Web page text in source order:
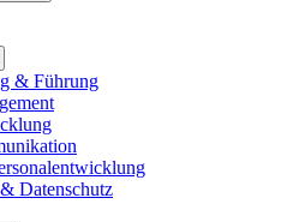
& Führung
Datenschutz